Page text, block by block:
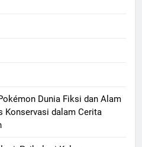
Dunia Fiksi dan Alam
Konservasi dalam Cerita